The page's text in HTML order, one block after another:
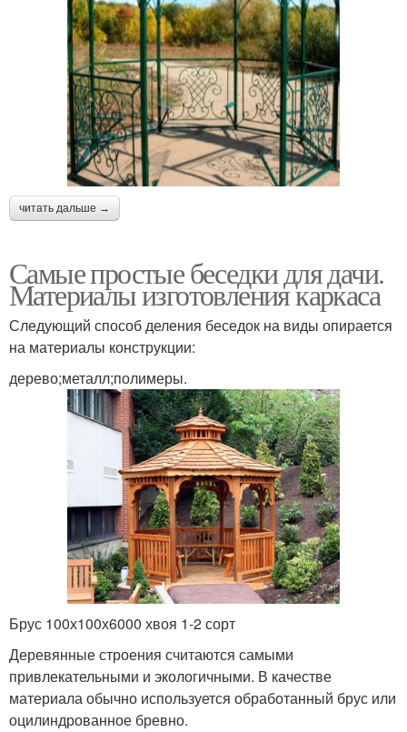
читать дальше →
Самые простые беседки для дачи.
Материалы изготовления каркаса
Следующий способ деления беседок на виды опирается
на материалы конструкции:
дерево;металл;полимеры.
Брус 100х100х6000 хвоя 1-2 сорт
Деревянные строения считаются самыми
привлекательными и экологичными. В качестве
материала обычно используется обработанный брус или
оцилиндрованное бревно.